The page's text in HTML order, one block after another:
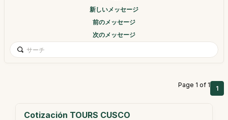
新しいメッセージ
前のメッセージ
次のメッセージ
Page 1 of 1 1
Cotización TOURS CUSCO